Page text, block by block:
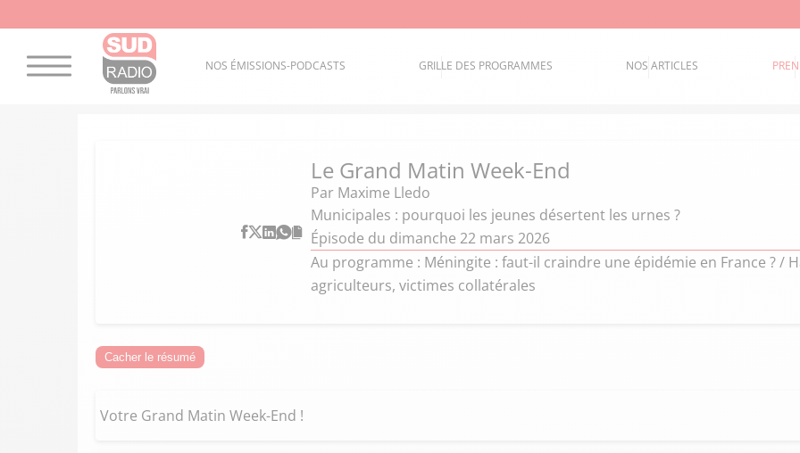
NOS ÉMISSIONS-PODCASTS GRILLE DES PROGRAMMES NOS ARTICLES
Le Grand Matin Week-End
Par Maxime Lledo
Municipales : pourquoi les jeunes désertent les urnes ?
Épisode du dimanche 22 mars 2026
Au programme : Méningite : faut-il craindre une épidémie en France ? /
agriculteurs, victimes collatérales
Cacher le résumé
Votre Grand Matin Week-End !